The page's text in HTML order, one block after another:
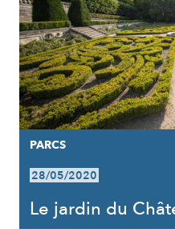
PARCS
28/05/2020
Le jardin du